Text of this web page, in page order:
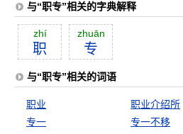
与“职专”相关的字典解释
zhí
职
zhuān
专
与“职专”相关的词语
职业 职业介绍所
专一
专一不移